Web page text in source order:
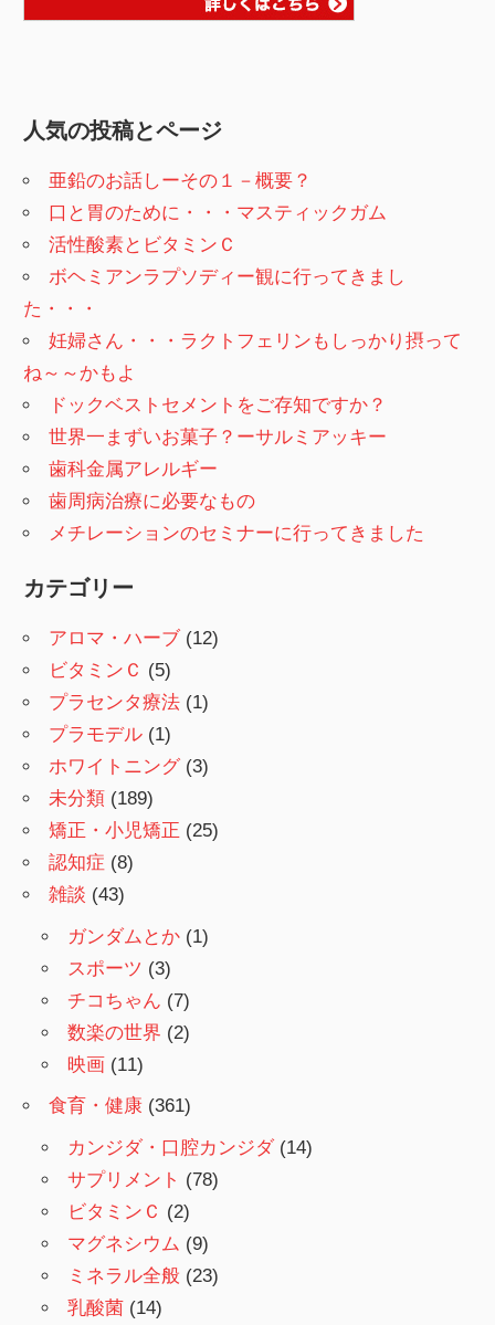
人気の投稿とページ
亜鉛のお話しーその１－概要？
口と胃のために・・・マスティックガム
活性酸素とビタミンＣ
ボヘミアンラプソディー観に行ってきまし
た・・・
妊婦さん・・・ラクトフェリンもしっかり摂って
ね～～かもよ
ドックベストセメントをご存知ですか？
世界一まずいお菓子？ーサルミアッキー
歯科金属アレルギー
歯周病治療に必要なもの
メチレーションのセミナーに行ってきました
カテゴリー
アロマ・ハーブ (12)
ビタミンＣ (5)
プラセンタ療法 (1)
プラモデル (1)
ホワイトニング(3)
未分類 (189)
矯正・小児矯正 (25)
認知症 (8)
雑談 (43)
ガンダムとか (1)
スポーツ (3)
チコちゃん (7)
数楽の世界 (2)
映画 (11)
食育・健康 (361)
カンジダ・口腔カンジダ(14)
サプリメント (78)
ビタミンＣ (2)
マグネシウム (9)
ミネラル全般 (23)
乳酸菌 (14)